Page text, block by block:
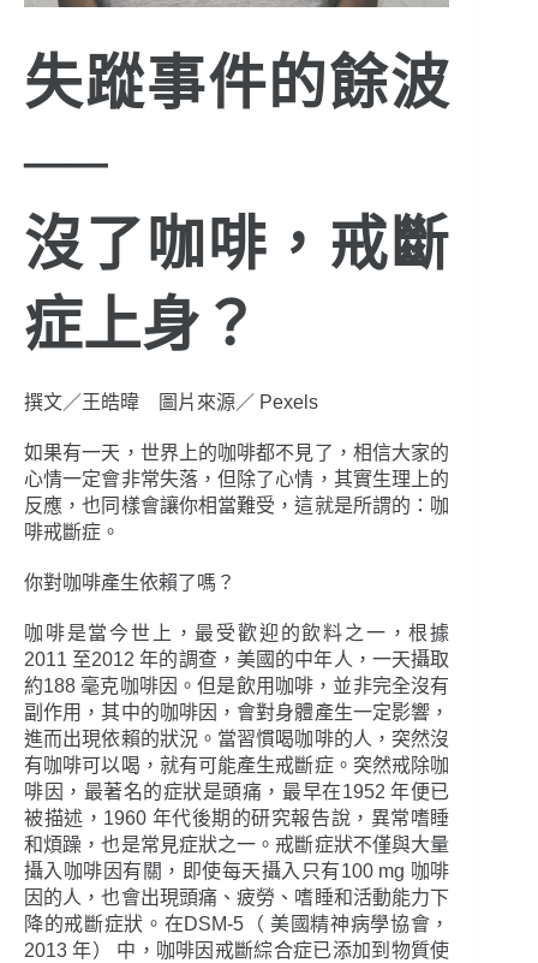
失蹤事件的餘波
──
沒了咖啡，戒斷
症上身？
撰文／王皓暐 圖片來源／ Pexels
如果有一天，世界上的咖啡都不見了，相信大家的
心情一定會非常失落，但除了心情，其實生理上的
反應，也同樣會讓你相當難受，這就是所謂的：咖
啡戒斷症。
你對咖啡產生依賴了嗎？
咖啡是當今世上，最受歡迎的飲料之一，根據
2011 至2012 年的調查，美國的中年人，一天攝取
約188 毫克咖啡因。但是飲用咖啡，並非完全沒有
副作用，其中的咖啡因，會對身體產生一定影響，
進而出現依賴的狀況。當習慣喝咖啡的人，突然沒
有咖啡可以喝，就有可能產生戒斷症。突然戒除咖
啡因，最著名的症狀是頭痛，最早在1952 年便已
被描述，1960 年代後期的研究報告說，異常嗜睡
和煩躁，也是常見症狀之一。戒斷症狀不僅與大量
攝入咖啡因有關，即使每天攝入只有100 mg 咖啡
因的人，也會出現頭痛、疲勞、嗜睡和活動能力下
降的戒斷症狀。在DSM-5（ 美國精神病學協會，
2013 年） 中，咖啡因戒斷綜合症已添加到物質使